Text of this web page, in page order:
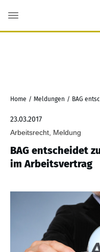
Home / Meldungen /
23.03.2017
Arbeitsrecht, Meldung
BAG entscheidet
im Arbeitsvertrag